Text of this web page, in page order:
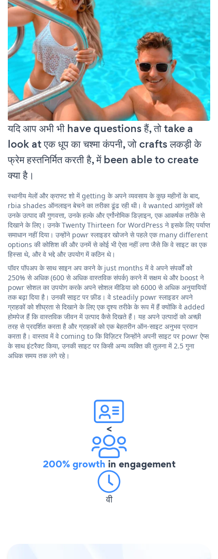
यदि आप अभी भी have questions हैं, तो take a
look at एक धूप का चश्मा कंपनी, जो crafts लकड़ी के
फ्रेम हस्तनिर्मित करती है, में been able to create
क्या है।
स्थानीय मेलों और क्राफ्ट शो में getting के अपने व्यवसाय के कुछ महीनों के बाद,
rbia shades ऑनलाइन बेचने का तरीका ढूंढ रही थी। वे wanted आगंतुकों को
उनके उत्पाद की गुणवत्ता, उनके हल्के और एर्गोनोमिक डिज़ाइन, एक आकर्षक तरीके से
दिखाने के लिए। उनके Twenty Thirteen for WordPress ने इसके लिए पर्याप्त
समाधान नहीं दिया। उन्होंने powr स्लाइडर खोजने से पहले एक many different
options की कोशिश की और उनमें से कोई भी ऐसा नहीं लगा जैसे कि वे साइट का एक
हिस्सा थे, और वे भद्दे और उपयोग में कठिन थे।
पॉवर पॉपअप के साथ साइन अप करने के just months में वे अपने संपर्कों को
250% से अधिक (600 से अधिक वास्तविक संपर्क) करने में सक्षम थे और boost ने
powr सोशल का उपयोग करके अपने सोशल मीडिया को 6000 से अधिक अनुयायियों
तक बढ़ा दिया है। उनकी साइट पर फ़ीड। वे steadily powr स्लाइडर अपने
ग्राहकों को शीघ्रता से दिखाने के लिए एक दृश्य तरीके के रूप में हैं क्योंकि वे added
होमपेज हैं कि वास्तविक जीवन में उत्पाद कैसे दिखते हैं। यह अपने उत्पादों को अच्छी
तरह से प्रदर्शित करता है और ग्राहकों को एक बेहतरीन ऑन-साइट अनुभव प्रदान
करता है। वास्तव में वे coming to कि विज़िटर जिन्होंने अपनी साइट पर powr ऐप्स
के साथ इंटरैक्ट किया, उनकी साइट पर किसी अन्य व्यक्ति की तुलना में 2.5 गुना
अधिक समय तक लगे रहे।
<
200% growth in engagement
वी